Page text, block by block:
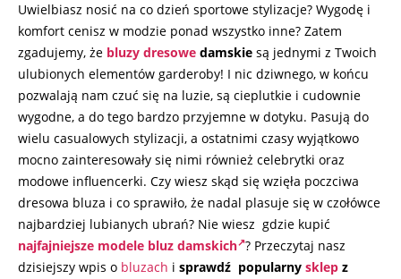
30
Uwielbiasz nosić na co dzień sportowe stylizacje? Wygodę i
komfort cenisz w modzie ponad wszystko inne? Zatem
zgadujemy, że bluzy dresowe damskie są jednymi z Twoich
ulubionych elementów garderoby! I nic dziwnego, w końcu
pozwalają nam czuć się na luzie, są cieplutkie i cudownie
wygodne, a do tego bardzo przyjemne w dotyku. Pasują do
wielu casualowych stylizacji, a ostatnimi czasy wyjątkowo
mocno zainteresowały się nimi również celebrytki oraz
modowe influencerki. Czy wiesz skąd się wzięła poczciwa
dresowa bluza i co sprawiło, że nadal plasuje się w czołówce
najbardziej lubianych ubrań? Nie wiesz gdzie kupić
najfajniejsze modele bluz damskich ? Przeczytaj nasz
dzisiejszy wpis o bluzach i sprawdź popularny sklep z